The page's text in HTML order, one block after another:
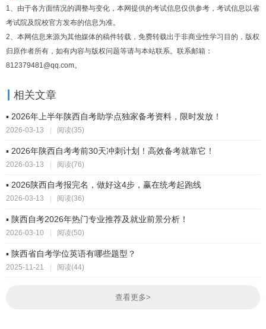
1、由于各方面情况的调整与变化，本网提供的考试信息仅供参考，考试信息以省
考试院及院校官方发布的信息为准。
2、本网信息来源为其他媒体的稿件转载，免费转载出于非商业性学习目的，版权
归原作者所有，如有内容与版权问题等请与本站联系。联系邮箱：
812379481@qq.com。
相关文章
▪ 2026年上半年陕西自考助学点独家备考资料，限时发放！
2026-03-13 阅读(35)
▪ 2026年陕西自考考前30天冲刺计划！高效备考就靠它！
2026-03-13 | 阅读(76)
▪ 2026陕西自考报完名，做好这4步，赢在统考起跑线
2026-03-13 阅读(36)
▪ 陕西自考2026年热门专业推荐及就业前景分析！
2026-03-10 阅读(50)
▪ 陕西省自考学位英语有哪些题型？
2025-11-21 | 阅读(44)
查看更多>